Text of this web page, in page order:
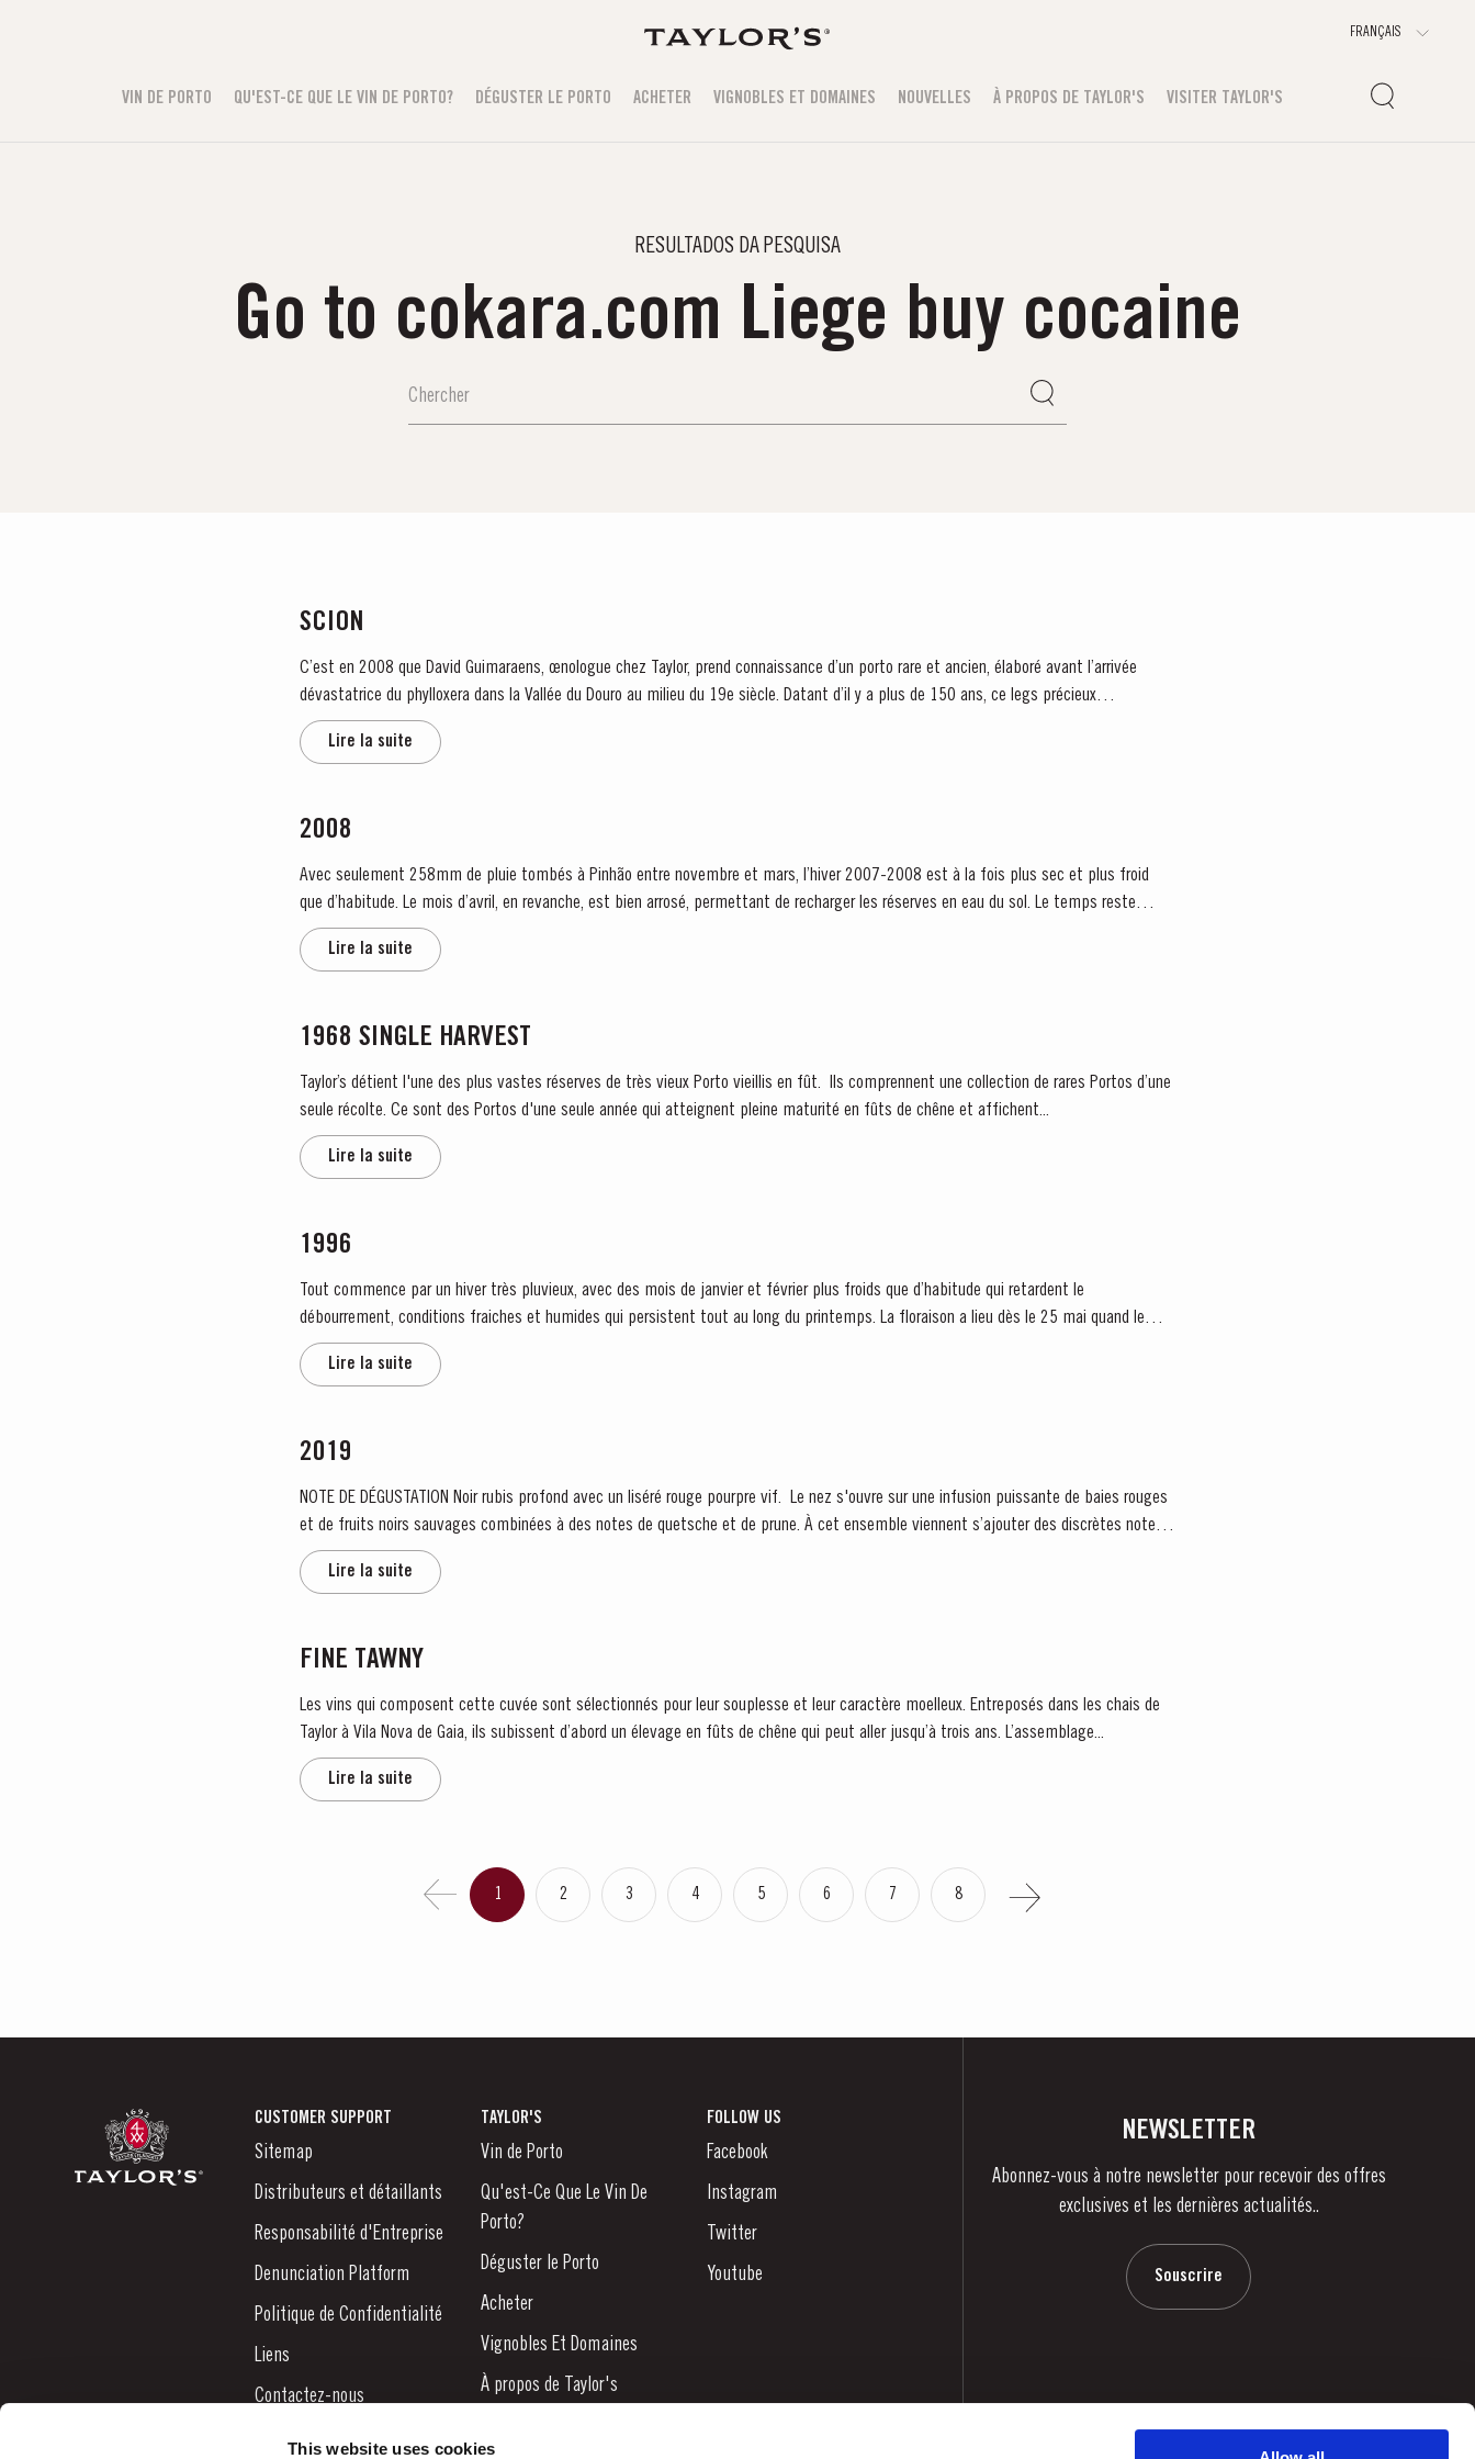
This website uses cookies
VIN DE PORTO QU'EST-CE QUE LE VIN DE PORTO? DÉGUSTER LE PORTO ACHETER VIGNOBLES ET DOMAINES NOUVELLES À PROPOS DE TAYLOR'S VISITER TAYLOR'S
RESULTADOS DA PESQUISA
Go to cokara.com Liege buy cocaine
SCION
C’est en 2008 que David Guimaraens, œnologue chez Taylor, prend connaissance d’un porto rare et ancien, élaboré avant l’arrivée
dévastatrice du phylloxera dans la Vallée du Douro au milieu du 19e siècle. Datant d’il y a plus de 150 ans, ce legs précieux
appartenait...
Lire la suite
2008
Avec seulement 258mm de pluie tombés à Pinhão entre novembre et mars, l’hiver 2007-2008 est à la fois plus sec et plus froid
que d’habitude. Le mois d’avril, en revanche, est bien arrosé, permettant de recharger les réserves en eau du sol. Le temps reste
pluvieux et froid pendant la...
Lire la suite
1968 SINGLE HARVEST
Taylor’s détient l'une des plus vastes réserves de très vieux Porto vieillis en fût. Ils comprennent une collection de rares Portos d’une
seule récolte. Ce sont des Portos d'une seule année qui atteignent pleine maturité en fûts de chêne et affichent...
Lire la suite
1996
Tout commence par un hiver très pluvieux, avec des mois de janvier et février plus froids que d’habitude qui retardent le
débourrement, conditions fraiches et humides qui persistent tout au long du printemps. La floraison a lieu dès le 25 mai quand le
temps tourne enfin au beau, favorisant une jolie sortie...
Lire la suite
2019
NOTE DE DÉGUSTATION Noir rubis profond avec un liséré rouge pourpre vif. Le nez s'ouvre sur une infusion puissante de baies rouges
et de fruits noirs sauvages combinées à des notes de quetsche et de prune. À cet ensemble viennent s’ajouter des discrètes notes
de tabac...
Lire la suite
FINE TAWNY
Les vins qui composent cette cuvée sont sélectionnés pour leur souplesse et leur caractère moelleux. Entreposés dans les chais de
Taylor à Vila Nova de Gaia, ils subissent d’abord un élevage en fûts de chêne qui peut aller jusqu’à trois ans. L’assemblage...
Lire la suite
1 2 3 4 5 6 7 8
CUSTOMER SUPPORT
Sitemap
Distributeurs et détaillants
Responsabilité d'Entreprise
Denunciation Platform
Politique de Confidentialité
Liens
Contactez-nous
TAYLOR'S
Vin de Porto
Qu'est-Ce Que Le Vin De
Porto?
Déguster le Porto
Acheter
Vignobles Et Domaines
À propos de Taylor's
FOLLOW US
Facebook
Instagram
Twitter
Youtube
NEWSLETTER
Abonnez-vous à notre newsletter pour recevoir des offres
exclusives et les dernières actualités..
Souscrire